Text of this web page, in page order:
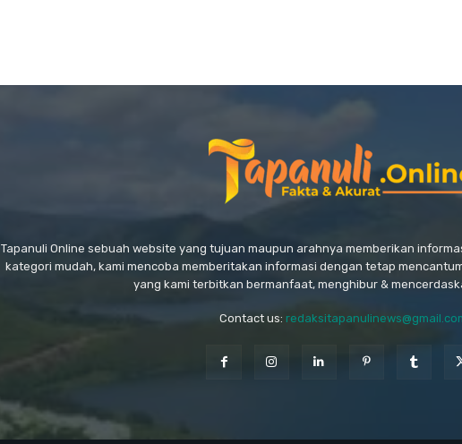
Tapanuli Online sebuah website yang tujuan maupun arahnya memberikan
kategori mudah, kami mencoba memberitakan informasi dengan tetap
yang kami terbitkan bermanfaat, menghibur &
Contact us: